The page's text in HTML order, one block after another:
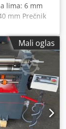
lima: 6 mm
mm Prečnik
120 mm
x 3 Ukupna
kg
Oprema: -
kaljeni -
čelične
brzine - Svi
N E Uenoa -
Mali oglas